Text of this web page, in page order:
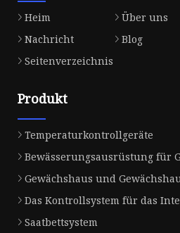
Heim Über uns
Nachricht
Blog
Seitenverzeichnis
Produkt
Temperaturkontrollgeräte
Bewässerungsausrüstung für
Gewächshaus und
Das Kontrollsystem für das
Saatbettsystem